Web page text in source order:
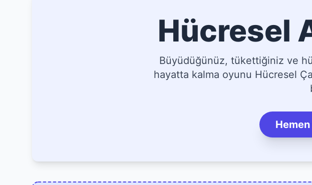
Hücresel
Büyüdüğünüz, tükettiğiniz ve
hayatta kalma oyunu Hücresel